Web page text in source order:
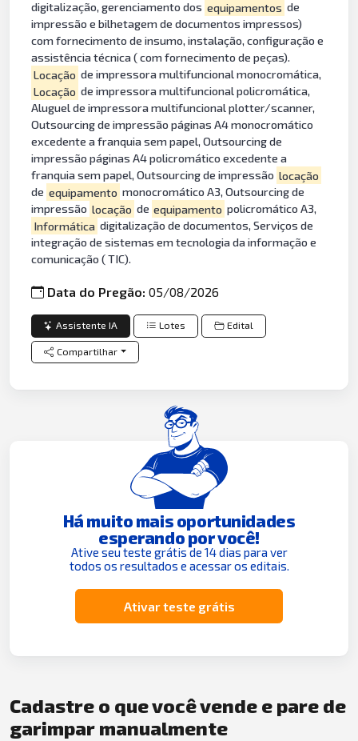
digitalização, gerenciamento dos equipamentos de
impressão e bilhetagem de documentos impressos)
com fornecimento de insumo, instalação, configuração e
assistência técnica ( com fornecimento de peças).
Locação de impressora multifuncional monocromática,
Locação de impressora multifuncional policromática,
Aluguel de impressora multifuncional plotter/scanner,
Outsourcing de impressão páginas A4 monocromático
excedente a franquia sem papel, Outsourcing de
impressão páginas A4 policromático excedente a
franquia sem papel, Outsourcing de impressão locação
de equipamento monocromático A3, Outsourcing de
impressão locação de equipamento policromático A3,
Informática digitalização de documentos, Serviços de
integração de sistemas em tecnologia da informação e
comunicação ( TIC).
Data do Pregão:05/08/2026
Assistente IA Lotes Edital
Compartilhar
Há muito mais oportunidades
esperando por você!
Ative seu teste grátis de 14 dias para ver
todos os resultados e acessar os editais.
Ativar teste grátis
Cadastre o que você vende e pare de
garimpar manualmente